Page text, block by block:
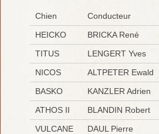
Chien Conducteur
HEICKO
BRICKA René
TITUS
LENGERT Yves
NICOS
ALTPETER Ewald
BASKO
KANZLER Adrien
ATHOS II
BLANDIN Robert
VULCANE
DAUL Pierre